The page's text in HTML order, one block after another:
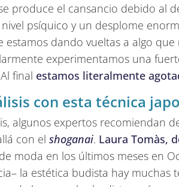
produce el cansancio debido al
psíquico y un desplome
dando vueltas a algo
experimentamos una
final estamos literalmente
con esta técnica
algunos expertos recomiendan
con el shoganai. Laura Tomàs,
moda en los últimos meses en
la estética budista hay muchas